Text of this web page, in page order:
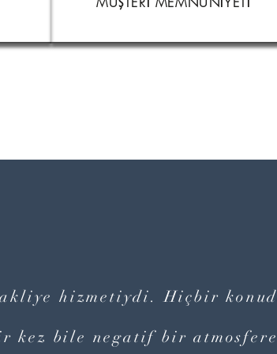
hizmetiydi. Hiçbir
kez bile negatif bir atmosfere